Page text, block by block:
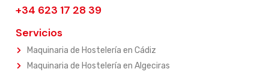
+34 623 17 28 39
Servicios
Maquinaria de Hostelería en Cádiz
Maquinaria de Hostelería en Algeciras